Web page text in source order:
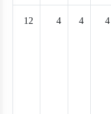
4
4
4
12